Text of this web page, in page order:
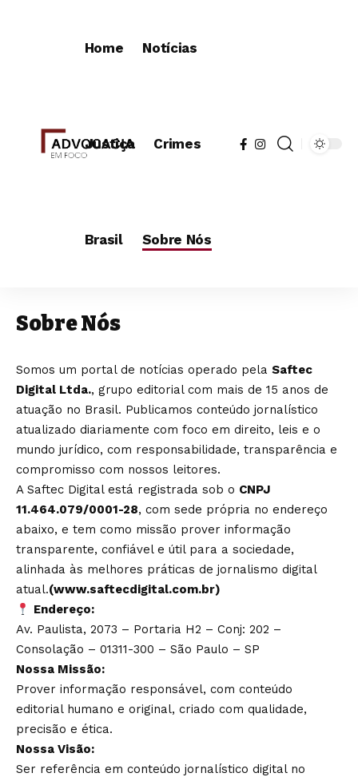
Home Notícias
Justiça Crimes
Brasil Sobre Nós
Sobre Nós
Somos um portal de notícias operado pela Saftec
Digital Ltda., grupo editorial com mais de 15 anos de
atuação no Brasil. Publicamos conteúdo jornalístico
atualizado diariamente com foco em direito, leis e o
mundo jurídico, com responsabilidade, transparência e
compromisso com nossos leitores.
A Saftec Digital está registrada sob o CNPJ
11.464.079/0001-28, com sede própria no endereço
abaixo, e tem como missão prover informação
transparente, confiável e útil para a sociedade,
alinhada às melhores práticas de jornalismo digital
atual.(www.saftecdigital.com.br)
Endereço:
Av. Paulista, 2073 – Portaria H2 – Conj: 202 –
Consolação – 01311-300 – São Paulo – SP
Nossa Missão:
Prover informação responsável, com conteúdo
editorial humano e original, criado com qualidade,
precisão e ética.
Nossa Visão:
Ser referência em conteúdo jornalístico digital no